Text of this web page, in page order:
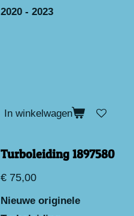
2020 - 2023
In winkelwagen
Turboleiding 1897580
€ 75,00
Nieuwe originele